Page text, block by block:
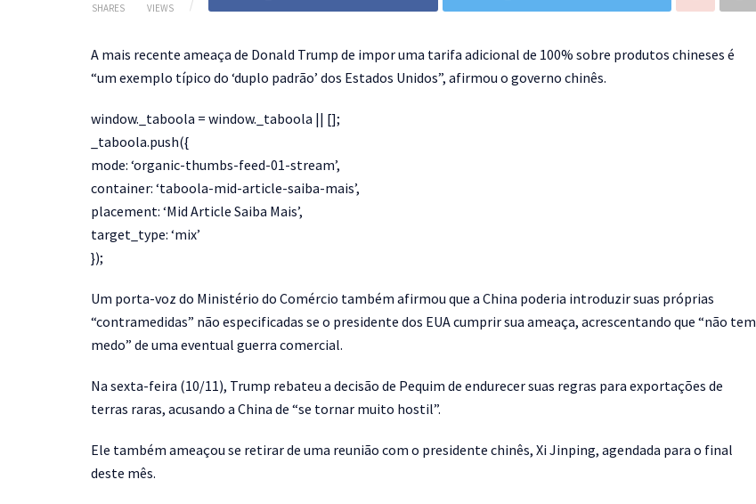
SHARES VIEWS
A mais recente ameaça de Donald Trump de impor uma tarifa adicional de 100% sobre produtos chineses é
“um exemplo típico do ‘duplo padrão’ dos Estados Unidos”, afirmou o governo chinês.
window._taboola = window._taboola || [];
_taboola.push({
mode: ‘organic-thumbs-feed-01-stream’,
container: ‘taboola-mid-article-saiba-mais’,
placement: ‘Mid Article Saiba Mais’,
target_type: ‘mix’
});
Um porta-voz do Ministério do Comércio também afirmou que a China poderia introduzir suas próprias
“contramedidas” não especificadas se o presidente dos EUA cumprir sua ameaça, acrescentando que “não tem
medo” de uma eventual guerra comercial.
Na sexta-feira (10/11), Trump rebateu a decisão de Pequim de endurecer suas regras para exportações de
terras raras, acusando a China de “se tornar muito hostil”.
Ele também ameaçou se retirar de uma reunião com o presidente chinês, Xi Jinping, agendada para o final
deste mês.